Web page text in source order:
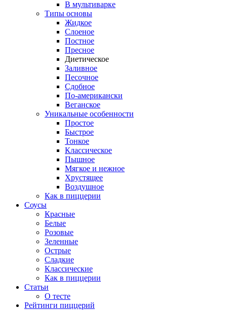
В мультиварке
Типы основы
Жидкое
Слоеное
Постное
Пресное
Диетическое
Заливное
Песочное
Сдобное
По-американски
Веганское
Уникальные особенности
Простое
Быстрое
Тонкое
Классическое
Пышное
Мягкое и нежное
Хрустящее
Воздушное
Как в пиццерии
Соусы
Красные
Белые
Розовые
Зеленные
Острые
Сладкие
Классические
Как в пиццерии
Статьи
О тесте
Рейтинги пиццерий